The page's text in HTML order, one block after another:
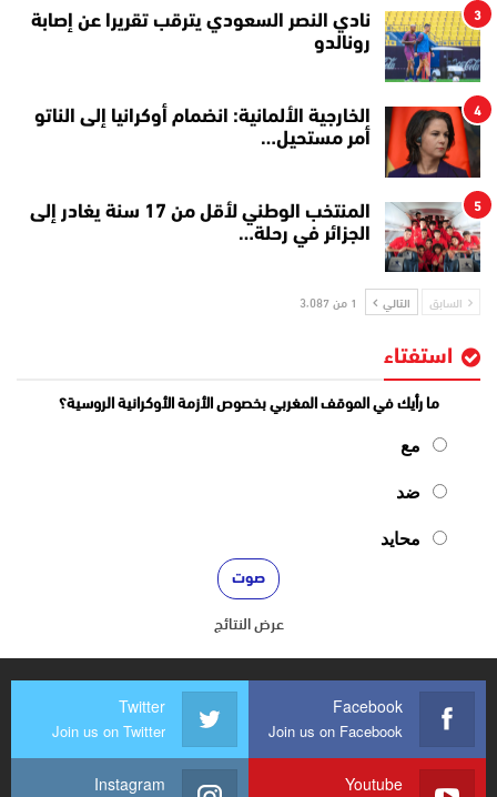
3
نادي النصر السعودي يترقب تقريرا عن إصابة
رونالدو
4
الخارجية الألمانية: انضمام أوكرانيا إلى الناتو
أمر مستحيل…
5
المنتخب الوطني لأقل من 17 سنة يغادر إلى
الجزائر في رحلة…
السابق التالي 1 من 3٬087
استفتاء
ما رأيك في الموقف المغربي بخصوص الأزمة الأوكرانية الروسية؟
مع
ضد
محايد
عرض النتائج
Facebook
Join us on Facebook
Twitter
Join us on Twitter
Youtube
Instagram